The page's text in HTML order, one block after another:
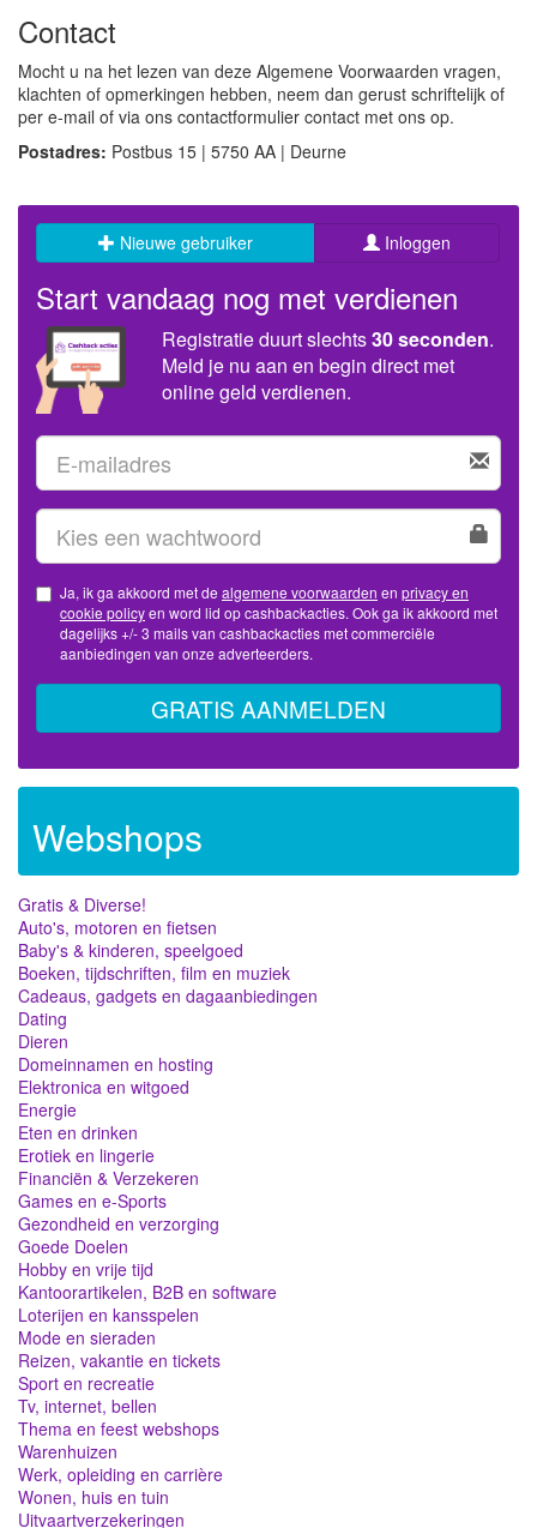
Contact
Mocht u na het lezen van deze Algemene Voorwaarden vragen,
klachten of opmerkingen hebben, neem dan gerust schriftelijk of
per e-mail of via ons contactformulier contact met ons op.
Postadres: Postbus 15 | 5750 AA | Deurne
Nieuwe gebruiker Inloggen
Start vandaag nog met verdienen
Registratie duurt slechts30 seconden.
Meld je nu aan en begin direct met
online geld verdienen.
Ja, ik ga akkoord met de algemene voorwaarden en privacy en
cookie policy
dagelijks +/- 3 mails van cashbackacties met commerciële
aanbiedingen van onze adverteerders.
GRATIS AANMELDEN
Webshops
Gratis & Diverse!
Auto's, motoren en fietsen
Baby's & kinderen, speelgoed
Boeken, tijdschriften, film en muziek
Cadeaus, gadgets en dagaanbiedingen
Dating
Dieren
Domeinnamen en hosting
Elektronica en witgoed
Energie
Eten en drinken
Erotiek en lingerie
Financiën & Verzekeren
Games en e-Sports
Gezondheid en verzorging
Goede Doelen
Hobby en vrije tijd
Kantoorartikelen, B2B en software
Loterijen en kansspelen
Mode en sieraden
Reizen, vakantie en tickets
Sport en recreatie
Tv, internet, bellen
Thema en feest webshops
Warenhuizen
Werk, opleiding en carrière
Wonen, huis en tuin
Uitvaartverzekeringen